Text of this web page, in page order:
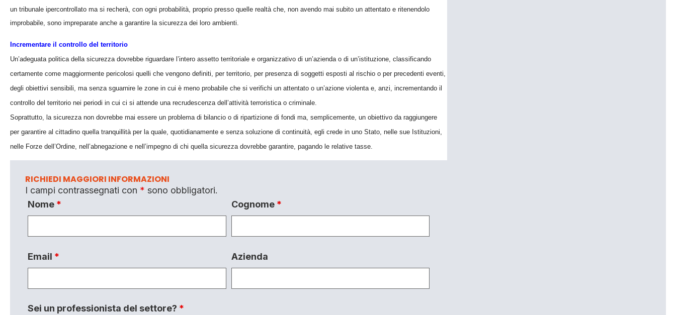
un tribunale ipercontrollato ma si recherà, con ogni probabilità, proprio presso quelle realtà che, non avendo mai subito un attentato e ritenendolo
improbabile, sono impreparate anche a garantire la sicurezza dei loro ambienti.
Incrementare il controllo del territorio
Un’adeguata politica della sicurezza dovrebbe riguardare l’intero assetto territoriale e organizzativo di un’azienda o di un’istituzione, classificando
certamente come maggiormente pericolosi quelli che vengono definiti, per territorio, per presenza di soggetti esposti al rischio o per precedenti eventi,
degli obiettivi sensibili, ma senza sguarnire le zone in cui è meno probabile che si verifichi un attentato o un’azione violenta e, anzi, incrementando il
controllo del territorio nei periodi in cui ci si attende una recrudescenza dell’attività terroristica o criminale.
Soprattutto, la sicurezza non dovrebbe mai essere un problema di bilancio o di ripartizione di fondi ma, semplicemente, un obiettivo da raggiungere
per garantire al cittadino quella tranquillità per la quale, quotidianamente e senza soluzione di continuità, egli crede in uno Stato, nelle sue Istituzioni,
nelle Forze dell’Ordine, nell’abnegazione e nell’impegno di chi quella sicurezza dovrebbe garantire, pagando le relative tasse.
RICHIEDI MAGGIORI INFORMAZIONI
I campi contrassegnati con * sono obbligatori.
Nome * Cognome *
Email * Azienda
Sei un professionista del settore? *